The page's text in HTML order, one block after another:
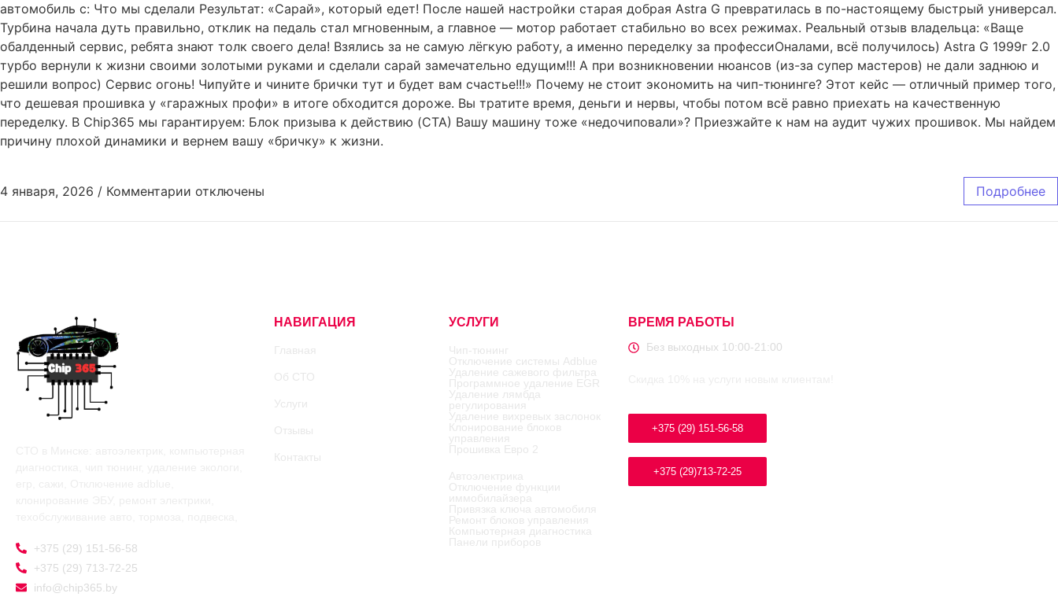
автомобиль с: Что мы сделали Результат: «Сарай», который едет! После нашей настройки старая добрая Astra G превратилась в по-настоящему быстрый универсал.
Турбина начала дуть правильно, отклик на педаль стал мгновенным, а главное — мотор работает стабильно во всех режимах. Реальный отзыв владельца: «Ваще
обалденный сервис, ребята знают толк своего дела! Взялись за не самую лёгкую работу, а именно переделку за профессиОналами, всё получилось) Astra G 1999г 2.0
турбо вернули к жизни своими золотыми руками и сделали сарай замечательно едущим!!! А при возникновении нюансов (из-за супер мастеров) не дали заднюю и
решили вопрос) Сервис огонь! Чипуйте и чините брички тут и будет вам счастье!!!» Почему не стоит экономить на чип-тюнинге? Этот кейс — отличный пример того,
что дешевая прошивка у «гаражных профи» в итоге обходится дороже. Вы тратите время, деньги и нервы, чтобы потом всё равно приехать на качественную
переделку. В Chip365 мы гарантируем: Блок призыва к действию (CTA) Вашу машину тоже «недочиповали»? Приезжайте к нам на аудит чужих прошивок. Мы найдем
причину плохой динамики и вернем вашу «бричку» к жизни.
4 января, 2026 / Комментарии отключены Подробнее
+375 (29) 151-56-58
+375 (29) 713-72-25
info@chip365.by
НАВИГАЦИЯ
Главная
Об СТО
Услуги
Отзывы
Контакты
УСЛУГИ
Чип-тюнинг
Отключение системы Adblue
Удаление сажевого фильтра
Программное удаление EGR
Удаление лямбда
регулирования
Удаление вихревых заслонок
Клонирование блоков
управления
Прошивка Евро 2
Автоэлектрика
Отключение функции
иммобилайзера
Привязка ключа автомобиля
Ремонт блоков управления
Компьютерная диагностика
Панели приборов
ВРЕМЯ РАБОТЫ
Без выходных 10:00-21:00
+375 (29) 151-56-58
+375 (29)713-72-25